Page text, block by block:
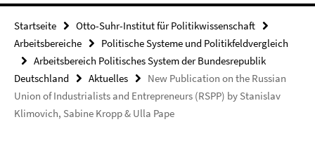
Startseite
Otto-Suhr-Institut für Politikwissenschaft
Arbeitsbereiche
Politische Systeme und Politikfeldvergleich
Arbeitsbereich Politisches System der Bundesrepublik
Deutschland
Aktuelles
New Publication on the Russian
Union of Industrialists and Entrepreneurs (RSPP) by Stanislav
Klimovich, Sabine Kropp & Ulla Pape